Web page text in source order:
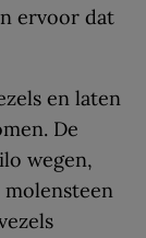
ervoor dat
en laten
De
wegen,